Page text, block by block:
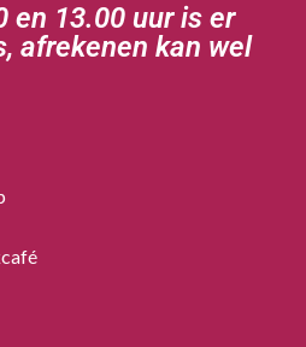
en 13.00 uur is er
afrekenen kan wel